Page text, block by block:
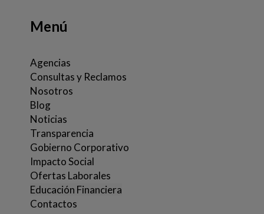
Menú
Agencias
Consultas y Reclamos
Nosotros
Blog
Noticias
Transparencia
Gobierno Corporativo
Impacto Social
Ofertas Laborales
Educación Financiera
Contactos